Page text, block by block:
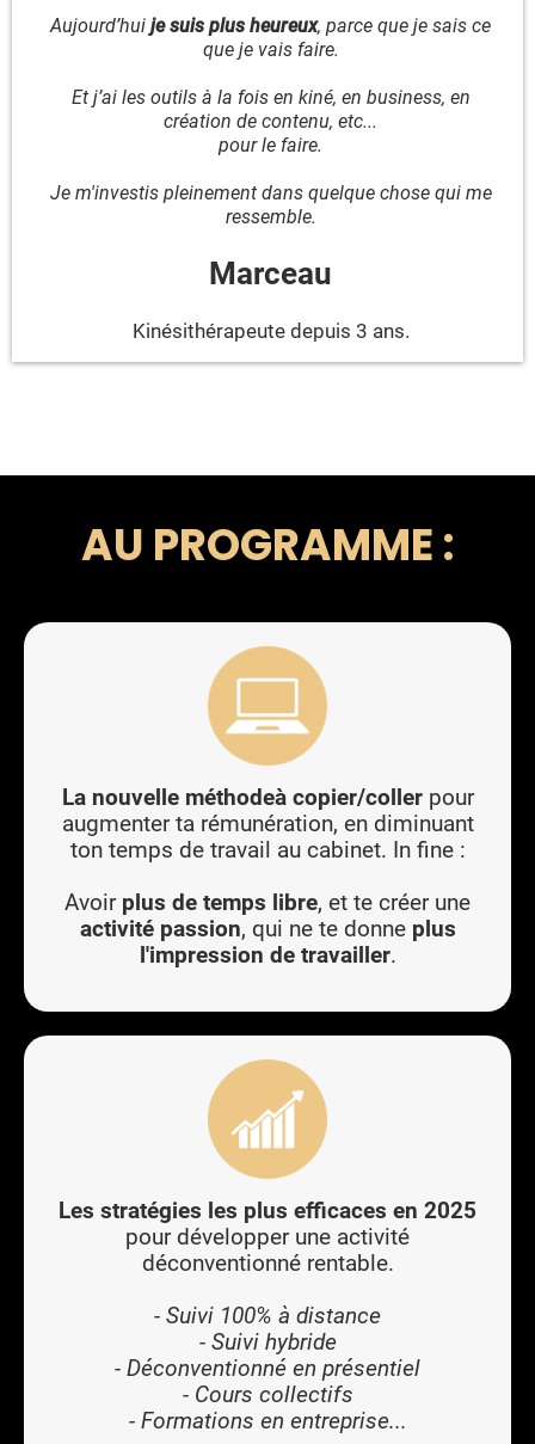
Aujourd’hui je suis plus heureux, parce que je sais ce
que je vais faire.
Et j’ai les outils à la fois en kiné, en business, en
création de contenu, etc...
pour le faire.
Je m'investis pleinement dans quelque chose qui me
ressemble.
Marceau
Kinésithérapeute depuis 3 ans.
AU PROGRAMME :
La nouvelle méthodeà copier/collerpour
augmenter ta rémunération, en diminuant
ton temps de travail au cabinet. In fine :
Avoir plus de temps libre, et te créer une
activité passion, qui ne te donne plus
l'impression de travailler.
Les stratégies les plus efficaces en 2025
pour développer une activité
déconventionné rentable.
- Suivi 100% à distance
- Suivi hybride
- Déconventionné en présentiel
- Cours collectifs
- Formations en entreprise...